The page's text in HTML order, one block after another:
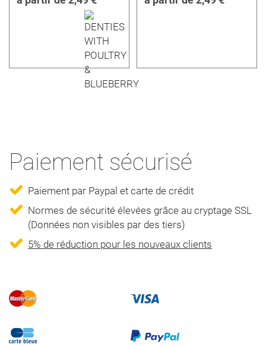
Paiement sécurisé
Paiement par Paypal et carte de crédit
Normes de sécurité élevées grâce au cryptage SSL
(Données non visibles par des tiers)
5% de réduction pour les nouveaux clients